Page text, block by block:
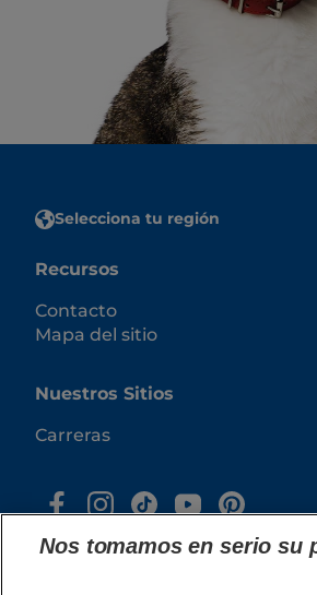
Selecciona tu región
Recursos
Contacto
Mapa del sitio
Nuestros Sitios
Carreras
Nos tomamos en serio su